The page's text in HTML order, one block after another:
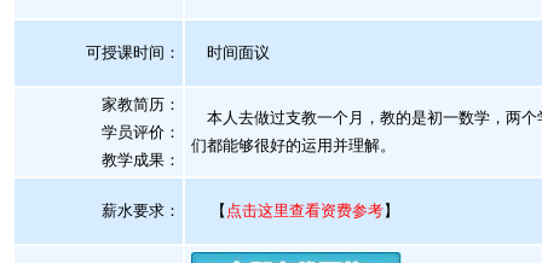
可授课时间： 时间面议
家教简历：
学员评价：
教学成果：
本人去做过支教一个月，教的是初一数学，两
们都能够很好的运用并理解。
薪水要求： 【 点击这里查看资费参考】